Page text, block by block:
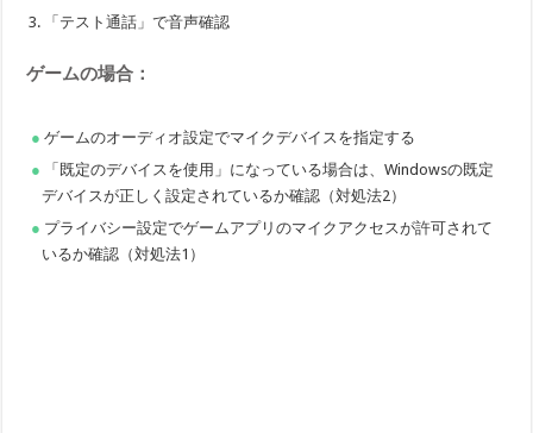
「テスト通話」で音声確認
ゲームの場合：
ゲームのオーディオ設定でマイクデバイスを指定する
「既定のデバイスを使用」になっている場合は、Windowsの既定
デバイスが正しく設定されているか確認（対処法2）
プライバシー設定でゲームアプリのマイクアクセスが許可されて
いるか確認（対処法1）